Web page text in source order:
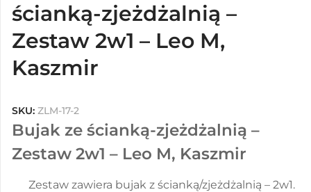
ścianką-zjeżdżalnią –
Zestaw 2w1 – Leo M,
Kaszmir
SKU: ZLM-17-2
Bujak ze ścianką-zjeżdżalnią –
Zestaw 2w1 – Leo M, Kaszmir
Zestaw zawiera bujak z ścianką/zjeżdżalnią – 2w1.